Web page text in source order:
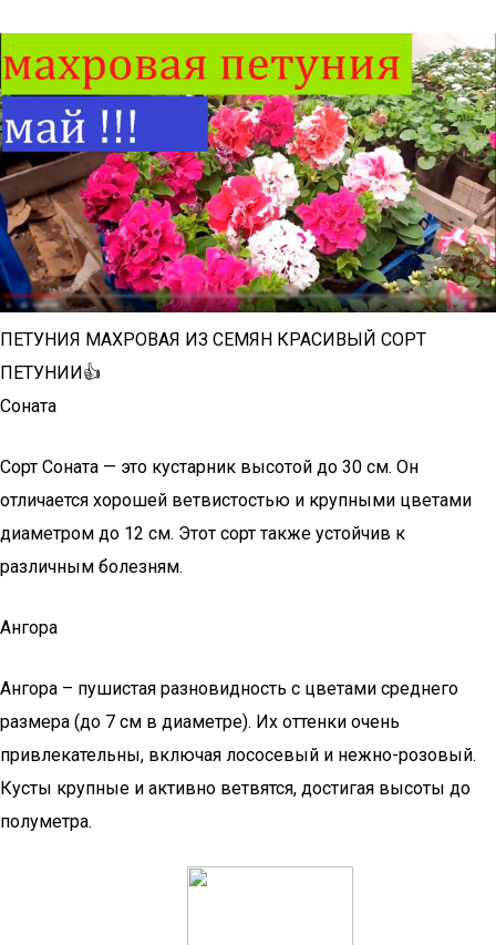
ПЕТУНИЯ МАХРОВАЯ ИЗ СЕМЯН КРАСИВЫЙ СОРТ
ПЕТУНИИ👍
Соната
Сорт Соната — это кустарник высотой до 30 см. Он
отличается хорошей ветвистостью и крупными цветами
диаметром до 12 см. Этот сорт также устойчив к
различным болезням.
Ангора
Ангора – пушистая разновидность с цветами среднего
размера (до 7 см в диаметре). Их оттенки очень
привлекательны, включая лососевый и нежно-розовый.
Кусты крупные и активно ветвятся, достигая высоты до
полуметра.